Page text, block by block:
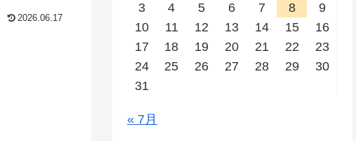
2026.06.17
3
4 5 6 7 8
9
10
11 12 13 14 15
16
17
18 19 20 21 22
23
24
25 26 27 28 29
30
31
« 7月